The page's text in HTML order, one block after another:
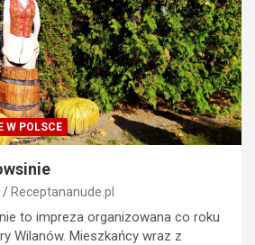
W POLSCE
Receptananude.pl
to impreza organizowana co roku
Wilanów. Mieszkańcy wraz z